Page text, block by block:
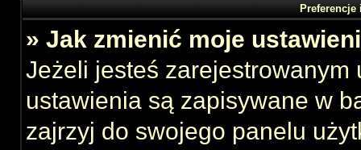
» Jak zmienić moje
Jeżeli jesteś zarejestrowanym
ustawienia są zapisywane w
zajrzyj do swojego panelu